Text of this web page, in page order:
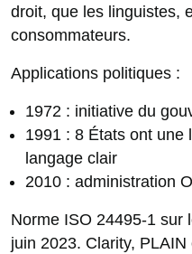
droit, que les linguistes,
consommateurs.
Applications politiques :
1972 : initiative du
1991 : 8 États ont une
langage clair
2010 : administration
Norme ISO 24495-1 sur
juin 2023. Clarity,